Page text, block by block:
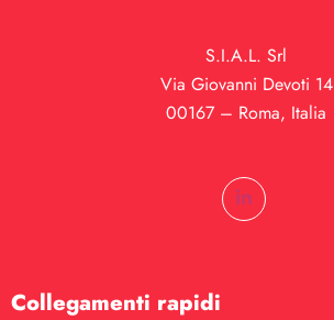
S.I.A.L. Srl
Via Giovanni Devoti 14
00167 – Roma, Italia
Collegamenti rapidi